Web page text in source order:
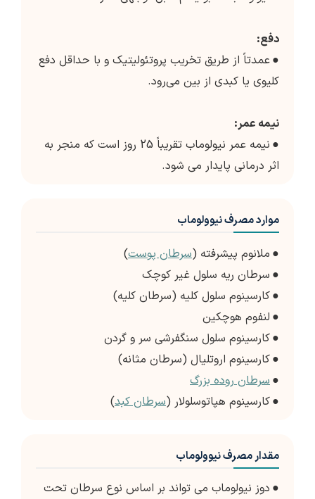
دفع:
●عمدتاً از طریق تخریب پروتئولیتیک و با حداقل دفع
کلیوی یا کبدی از بین می‌رود.
نیمه عمر:
●
نیمه عمر نیولوماب تقریباً 25 روز است که منجر به
اثر درمانی پایدار می شود.
موارد مصرف نیوولوماب
● ملانوم پیشرفته (سرطان پوست)
● سرطان ریه سلول غیر کوچک
●کارسینوم سلول کلیه (سرطان کلیه)
● لنفوم هوچکین
●کارسینوم سلول سنگفرشی سر و گردن
●کارسینوم اروتلیال (سرطان مثانه)
●سرطان روده بزرگ
●کارسینوم هپاتوسلولار (سرطان کبد)
مقدار مصرف نیوولوماب
● دوز نیولوماب می تواند بر اساس نوع سرطان تحت